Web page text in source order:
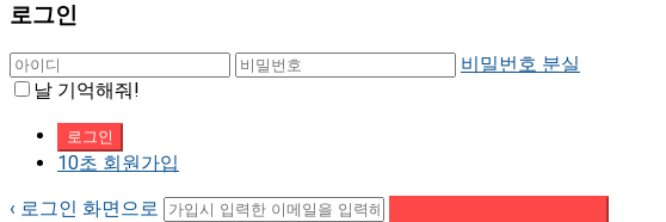
로그인
비밀번호 분실
날 기억해줘!
10초 회원가입
‹ 로그인 화면으로